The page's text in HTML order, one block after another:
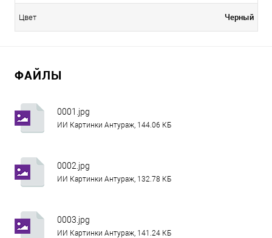
Цвет Черный
ФАЙЛЫ
0001.jpg
ИИ Картинки Антураж, 144.06 КБ
0002.jpg
ИИ Картинки Антураж, 132.78 КБ
0003.jpg
ИИ Картинки Антураж, 141.24 КБ